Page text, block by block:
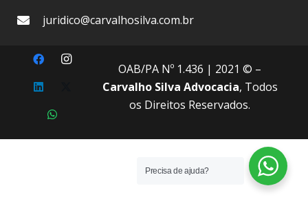
juridico@carvalhosilva.com.br
OAB/PA Nº 1.436 | 2021 © –
Carvalho Silva Advocacia, Todos
os Direitos Reservados.
Precisa de ajuda?